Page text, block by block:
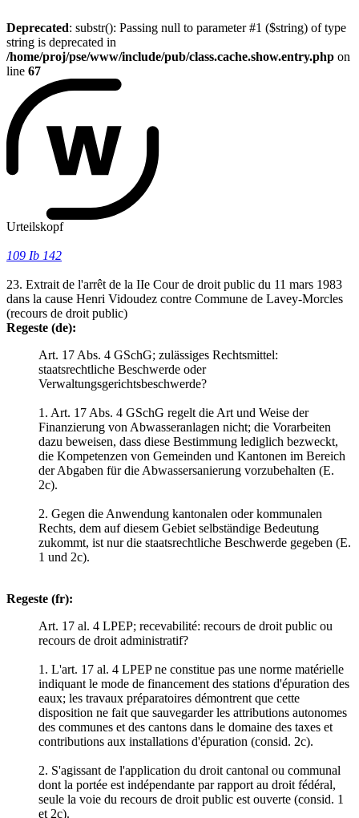
Deprecated: substr(): Passing null to parameter #1 ($string) of type
string is deprecated in
/home/proj/pse/www/include/pub/class.cache.show.entry.php on
line 67
Urteilskopf
109 Ib 142
23. Extrait de l'arrêt de la IIe Cour de droit public du 11 mars 1983
dans la cause Henri Vidoudez contre Commune de Lavey-Morcles
(recours de droit public)
Regeste (de):
Art. 17 Abs. 4 GSchG; zulässiges Rechtsmittel:
staatsrechtliche Beschwerde oder
Verwaltungsgerichtsbeschwerde?
1. Art. 17 Abs. 4 GSchG regelt die Art und Weise der
Finanzierung von Abwasseranlagen nicht; die Vorarbeiten
dazu beweisen, dass diese Bestimmung lediglich bezweckt,
die Kompetenzen von Gemeinden und Kantonen im Bereich
der Abgaben für die Abwassersanierung vorzubehalten (E.
2c).
2. Gegen die Anwendung kantonalen oder kommunalen
Rechts, dem auf diesem Gebiet selbständige Bedeutung
zukommt, ist nur die staatsrechtliche Beschwerde gegeben (E.
1 und 2c).
Regeste (fr):
Art. 17 al. 4 LPEP; recevabilité: recours de droit public ou
recours de droit administratif?
1. L'art. 17 al. 4 LPEP ne constitue pas une norme matérielle
indiquant le mode de financement des stations d'épuration des
eaux; les travaux préparatoires démontrent que cette
disposition ne fait que sauvegarder les attributions autonomes
des communes et des cantons dans le domaine des taxes et
contributions aux installations d'épuration (consid. 2c).
2. S'agissant de l'application du droit cantonal ou communal
dont la portée est indépendante par rapport au droit fédéral,
seule la voie du recours de droit public est ouverte (consid. 1
et 2c).